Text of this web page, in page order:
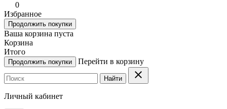
0
Избранное
Продолжить покупки
Ваша корзина пуста
Корзина
Итого
Продолжить покупки Перейти в корзину
Найти clear
Личный кабинет